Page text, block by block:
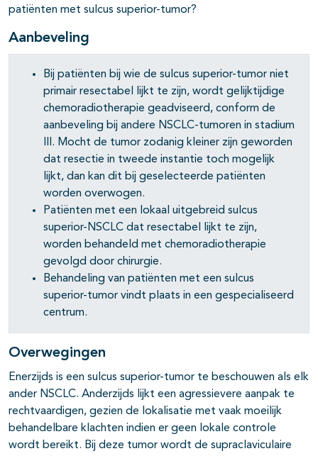
open- en dichtklappen
open- en dichtklappen
open- en dichtklappen
open- en dichtklappen
patiënten met sulcus superior-tumor?
Aanbeveling
Bij patiënten bij wie de sulcus superior-tumor niet
primair resectabel lijkt te zijn, wordt gelijktijdige
chemoradiotherapie geadviseerd, conform de
aanbeveling bij andere NSCLC-tumoren in stadium
III. Mocht de tumor zodanig kleiner zijn geworden
dat resectie in tweede instantie toch mogelijk
lijkt, dan kan dit bij geselecteerde patiënten
worden overwogen.
Patiënten met een lokaal uitgebreid sulcus
superior-NSCLC dat resectabel lijkt te zijn,
worden behandeld met chemoradiotherapie
gevolgd door chirurgie.
Behandeling van patiënten met een sulcus
superior-tumor vindt plaats in een gespecialiseerd
centrum.
Overwegingen
Enerzijds is een sulcus superior-tumor te beschouwen als elk
ander NSCLC. Anderzijds lijkt een agressievere aanpak te
rechtvaardigen, gezien de lokalisatie met vaak moeilijk
behandelbare klachten indien er geen lokale controle
wordt bereikt. Bij deze tumor wordt de supraclaviculaire